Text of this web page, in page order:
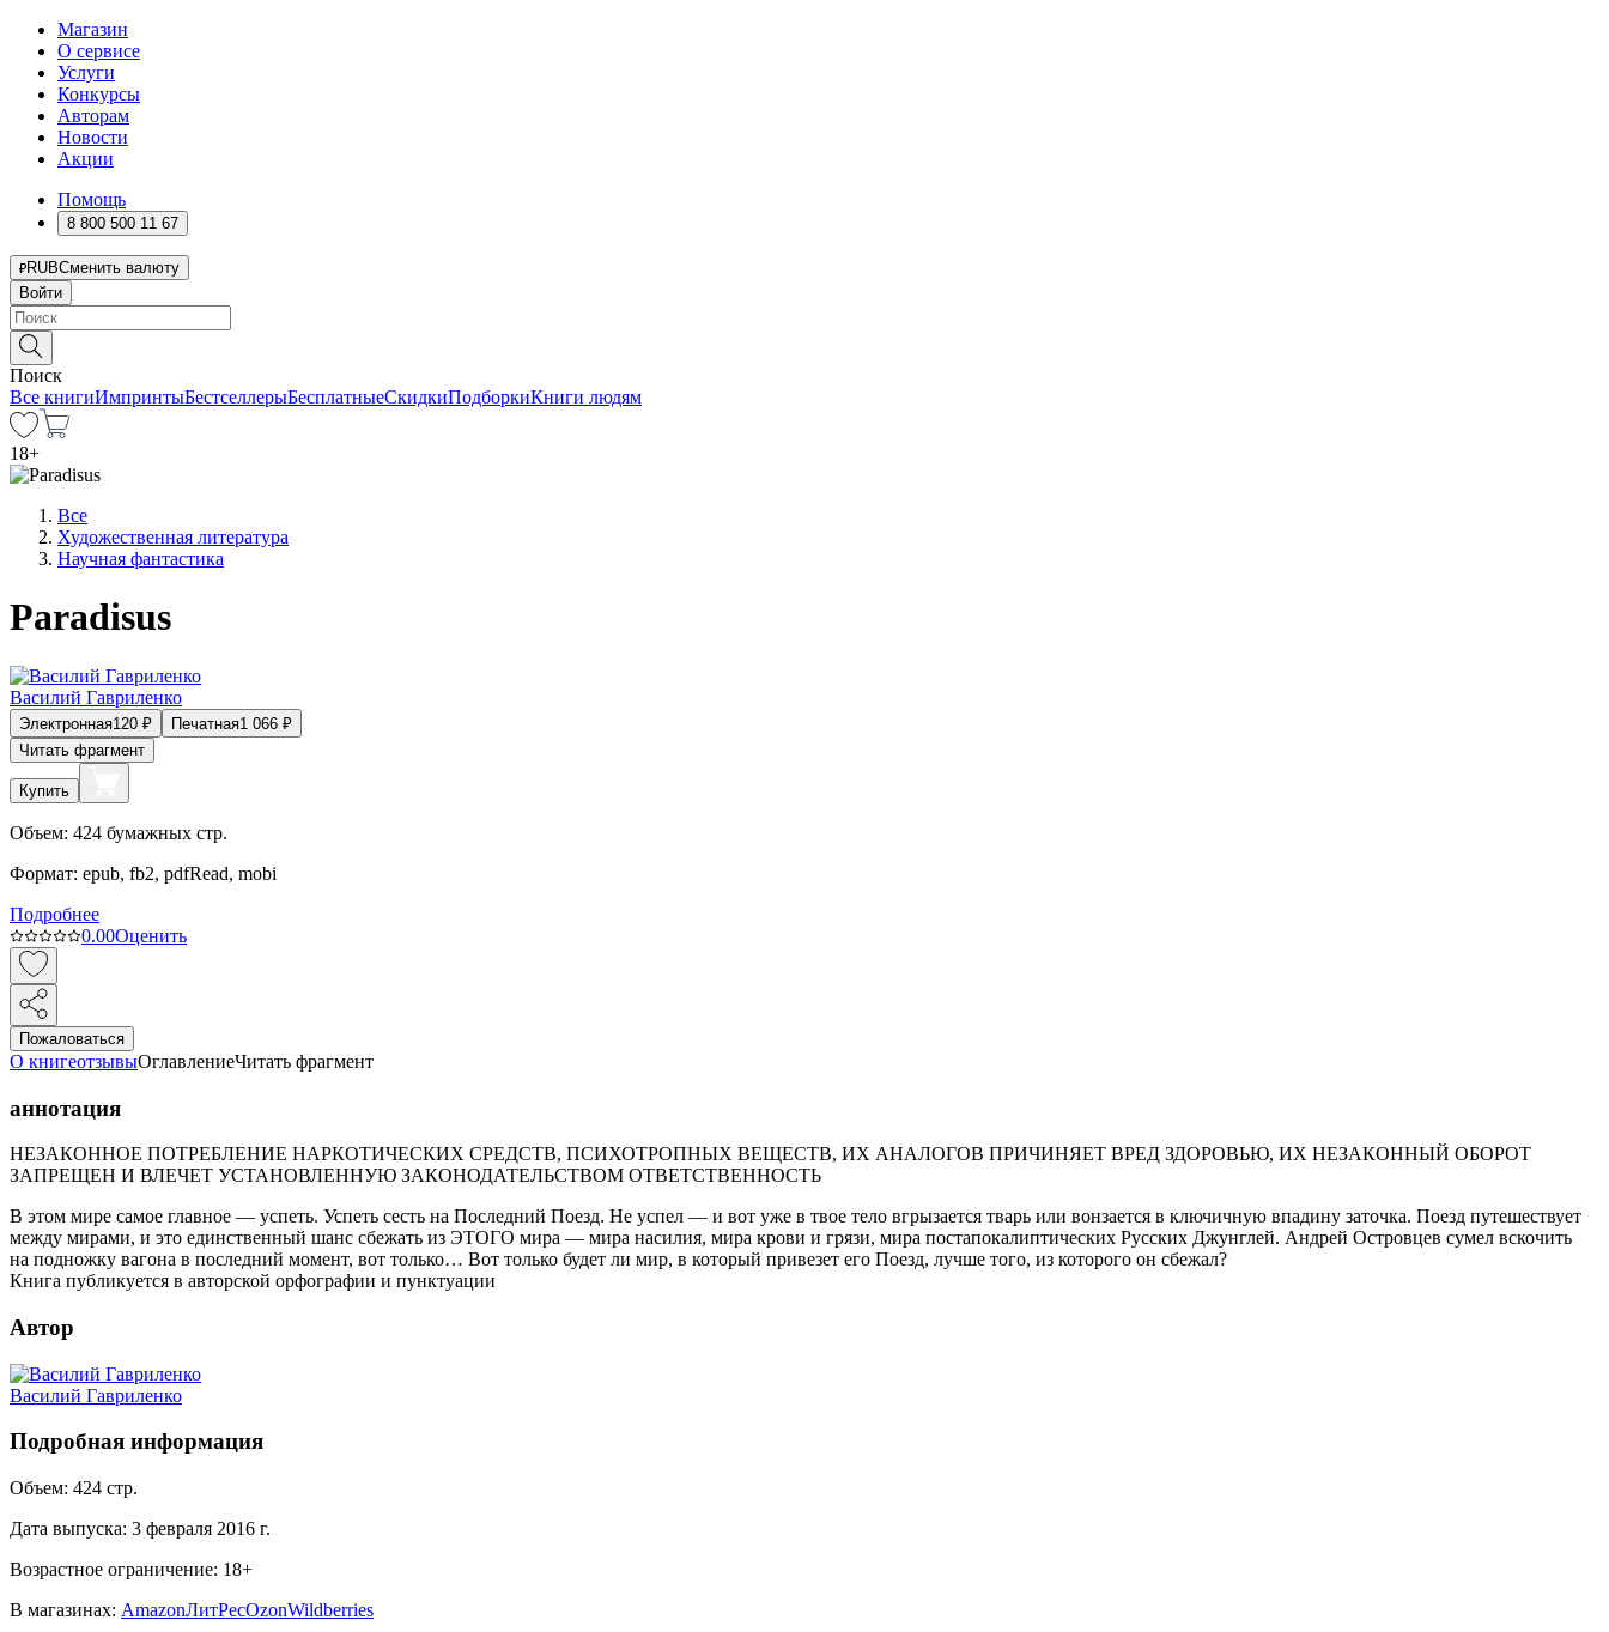
Магазин
О сервисе
Услуги
Конкурсы
Авторам
Новости
Акции
Помощь
8 800 500 11 67
RUBСменить валюту
Войти
Поиск
Все книгиИмпринтыБестселлерыБесплатныеСкидкиПодборкиКниги людям
18+
Все
Художественная литература
Научная фантастика
Paradisus
Василий Гавриленко
Электронная120 ₽ Печатная1 066 ₽
Читать фрагмент
Купить
Объем: 424 бумажных стр.
Формат: epub, fb2, pdfRead, mobi
Подробнее
0.00Оценить
Пожаловаться
О книгеотзывыОглавлениеЧитать фрагмент
аннотация
НЕЗАКОННОЕ ПОТРЕБЛЕНИЕ НАРКОТИЧЕСКИХ СРЕДСТВ, ПСИХОТРОПНЫХ ВЕЩЕСТВ, ИХ АНАЛОГОВ ПРИЧИНЯЕТ ВРЕД ЗДОРОВЬЮ, ИХ НЕЗАКОННЫЙ ОБОРОТ
ЗАПРЕЩЕН И ВЛЕЧЕТ УСТАНОВЛЕННУЮ ЗАКОНОДАТЕЛЬСТВОМ ОТВЕТСТВЕННОСТЬ
В этом мире самое главное — успеть. Успеть сесть на Последний Поезд. Не успел — и вот уже в твое тело вгрызается тварь или вонзается в ключичную впадину заточка. Поезд путешествует
между мирами, и это единственный шанс сбежать из ЭТОГО мира — мира насилия, мира крови и грязи, мира постапокалиптических Русских Джунглей. Андрей Островцев сумел вскочить
на подножку вагона в последний момент, вот только… Вот только будет ли мир, в который привезет его Поезд, лучше того, из которого он сбежал?
Книга публикуется в авторской орфографии и пунктуации
Автор
Василий Гавриленко
Подробная информация
Объем: 424 стр.
Дата выпуска: 3 февраля 2016 г.
Возрастное ограничение: 18+
В магазинах: AmazonЛитРесOzonWildberries